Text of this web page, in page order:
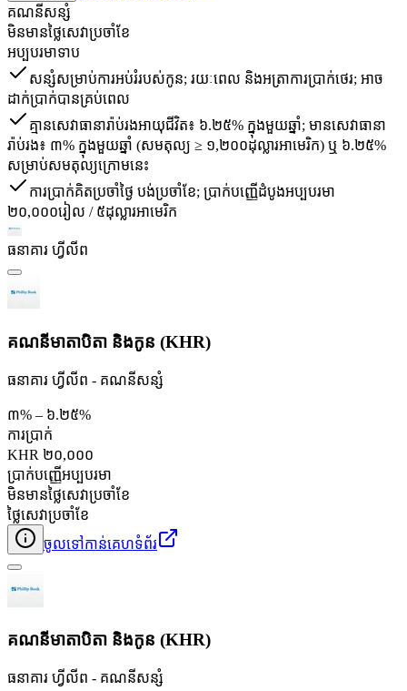
គណនី​សន្សំ
មិនមានថ្លៃសេវាប្រចាំខែ
អប្បបរមាទាប
សន្សំសម្រាប់ការអប់រំរបស់កូន; រយៈពេល និងអត្រាការប្រាក់ថេរ; អាច
ដាក់ប្រាក់បានគ្រប់ពេល
គ្មានសេវាធានារ៉ាប់រងអាយុជីវិត៖ ៦.២៥% ក្នុងមួយឆ្នាំ; មានសេវាធានា
រ៉ាប់រង៖ ៣% ក្នុងមួយឆ្នាំ (សមតុល្យ ≥ ១,២០០ដុល្លារអាមេរិក) ឬ ៦.២៥%
សម្រាប់សមតុល្យក្រោមនេះ
ការប្រាក់គិតប្រចាំថ្ងៃ បង់ប្រចាំខែ; ប្រាក់បញ្ញើដំបូងអប្បបរមា
២០,០០០រៀល / ៥ដុល្លារអាមេរិក
ធនាគារ ហ្វីលីព
គណនីមាតាបិតា និងកូន (KHR)
ធនាគារ ហ្វីលីព - គណនី​សន្សំ
៣% – ៦.២៥%
ការប្រាក់
KHR ២០,០០០
ប្រាក់បញ្ញើអប្បបរមា
មិនមានថ្លៃសេវាប្រចាំខែ
ថ្លៃសេវាប្រចាំខែ
ចូលទៅកាន់គេហទំព័រ
គណនីមាតាបិតា និងកូន (KHR)
ធនាគារ ហ្វីលីព - គណនី​សន្សំ